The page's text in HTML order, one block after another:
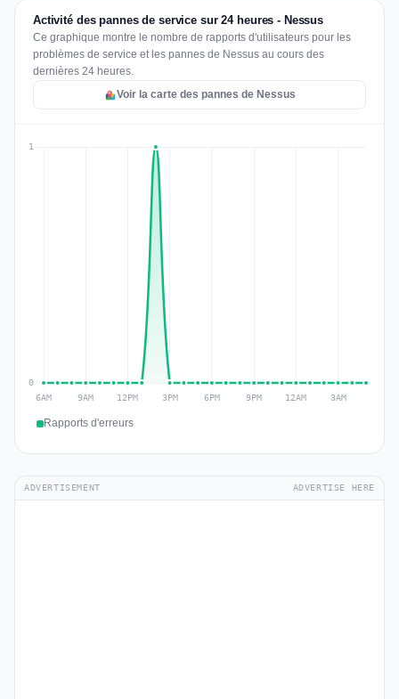
Activité des pannes de service sur 24 heures - Nessus
Ce graphique montre le nombre de rapports d'utilisateurs pour les
problèmes de service et les pannes de Nessus au cours des
dernières 24 heures.
Voir la carte des pannes de Nessus
Rapports d'erreurs
ADVERTISEMENT ADVERTISE HERE